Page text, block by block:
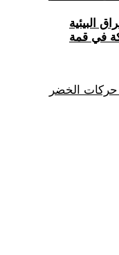
البيئية
في قمة
حركات الخضر